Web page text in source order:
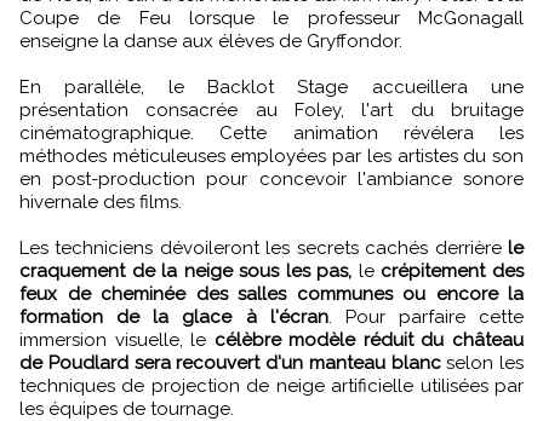
Coupe de Feu lorsque le professeur McGonagall
enseigne la danse aux élèves de Gryffondor.
En parallèle, le Backlot Stage accueillera une
présentation consacrée au Foley, l'art du bruitage
cinématographique. Cette animation révélera les
méthodes méticuleuses employées par les artistes du son
en post-production pour concevoir l'ambiance sonore
hivernale des films.
Les techniciens dévoileront les secrets cachés derrière le
craquement de la neige sous les pas, le crépitement des
feux de cheminée des salles communes ou encore la
formation de la glace à l'écran. Pour parfaire cette
immersion visuelle, le célèbre modèle réduit du château
de Poudlard sera recouvert d'un manteau blancselon les
techniques de projection de neige artificielle utilisées par
les équipes de tournage.